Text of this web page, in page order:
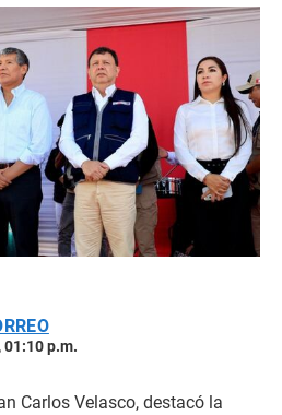
p.m.
Carlos Velasco, destacó la